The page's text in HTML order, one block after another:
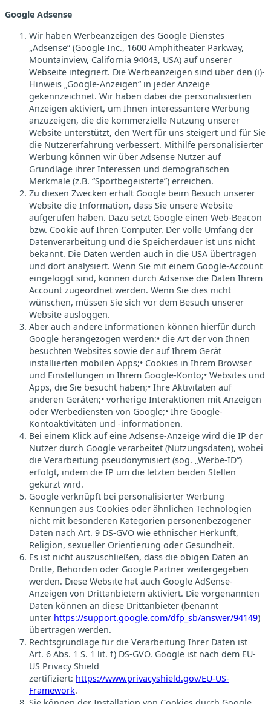
Google Adsense
Wir haben Werbeanzeigen des Google Dienstes
„Adsense“ (Google Inc., 1600 Amphitheater Parkway,
Mountainview, California 94043, USA) auf unserer
Webseite integriert. Die Werbeanzeigen sind über den (i)-
Hinweis „Google-Anzeigen“ in jeder Anzeige
gekennzeichnet. Wir haben dabei die personalisierten
Anzeigen aktiviert, um Ihnen interessantere Werbung
anzuzeigen, die die kommerzielle Nutzung unserer
Website unterstützt, den Wert für uns steigert und für Sie
die Nutzererfahrung verbessert. Mithilfe personalisierter
Werbung können wir über Adsense Nutzer auf
Grundlage ihrer Interessen und demografischen
Merkmale (z.B. “Sportbegeisterte”) erreichen.
Zu diesen Zwecken erhält Google beim Besuch unserer
Website die Information, dass Sie unsere Website
aufgerufen haben. Dazu setzt Google einen Web-Beacon
bzw. Cookie auf Ihren Computer. Der volle Umfang der
Datenverarbeitung und die Speicherdauer ist uns nicht
bekannt. Die Daten werden auch in die USA übertragen
und dort analysiert. Wenn Sie mit einem Google-Account
eingeloggt sind, können durch Adsense die Daten Ihrem
Account zugeordnet werden. Wenn Sie dies nicht
wünschen, müssen Sie sich vor dem Besuch unserer
Website ausloggen.
Aber auch andere Informationen können hierfür durch
Google herangezogen werden:• die Art der von Ihnen
besuchten Websites sowie der auf Ihrem Gerät
installierten mobilen Apps;• Cookies in Ihrem Browser
und Einstellungen in Ihrem Google-Konto;• Websites und
Apps, die Sie besucht haben;• Ihre Aktivitäten auf
anderen Geräten;• vorherige Interaktionen mit Anzeigen
oder Werbediensten von Google;• Ihre Google-
Kontoaktivitäten und -informationen.
Bei einem Klick auf eine Adsense-Anzeige wird die IP der
Nutzer durch Google verarbeitet (Nutzungsdaten), wobei
die Verarbeitung pseudonymisiert (sog. „Werbe-ID“)
erfolgt, indem die IP um die letzten beiden Stellen
gekürzt wird.
Google verknüpft bei personalisierter Werbung
Kennungen aus Cookies oder ähnlichen Technologien
nicht mit besonderen Kategorien personenbezogener
Daten nach Art. 9 DS-GVO wie ethnischer Herkunft,
Religion, sexueller Orientierung oder Gesundheit.
Es ist nicht auszuschließen, dass die obigen Daten an
Dritte, Behörden oder Google Partner weitergegeben
werden. Diese Website hat auch Google AdSense-
Anzeigen von Drittanbietern aktiviert. Die vorgenannten
Daten können an diese Drittanbieter (benannt
unter https://support.google.com/dfp_sb/answer/94149)
übertragen werden.
Rechtsgrundlage für die Verarbeitung Ihrer Daten ist
Art. 6 Abs. 1 S. 1 lit. f) DS-GVO. Google ist nach dem EU-
US Privacy Shield
zertifiziert: https://www.privacyshield.gov/EU-US-
Framework.